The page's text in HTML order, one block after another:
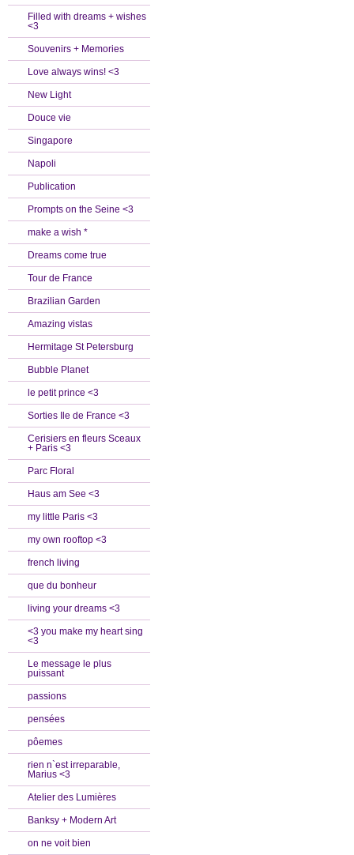
Filled with dreams + wishes
<3
Souvenirs + Memories
Love always wins! <3
New Light
Douce vie
Singapore
Napoli
Publication
Prompts on the Seine <3
make a wish *
Dreams come true
Tour de France
Brazilian Garden
Amazing vistas
Hermitage St Petersburg
Bubble Planet
le petit prince <3
Sorties Ile de France <3
Cerisiers en fleurs Sceaux
+ Paris <3
Parc Floral
Haus am See <3
my little Paris <3
my own rooftop <3
french living
que du bonheur
living your dreams <3
<3 you make my heart sing
<3
Le message le plus
puissant
passions
pensées
pôemes
rien n`est irreparable,
Marius <3
Atelier des Lumières
Banksy + Modern Art
on ne voit bien